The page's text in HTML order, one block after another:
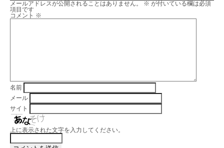
メールアドレスが公開されることはありません。 ※ が付いている欄は必須
項目です
コメント ※
名前
メール
サイト
上に表示された文字を入力してください。